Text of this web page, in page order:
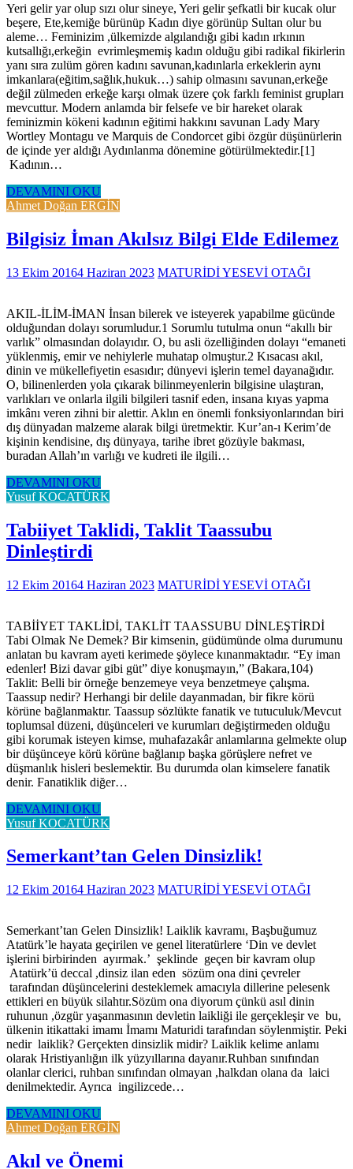
Yeri gelir yar olup sızı olur sineye, Yeri gelir şefkatli bir kucak olur
beşere, Ete,kemiğe bürünüp Kadın diye görünüp Sultan olur bu
aleme… Feminizim ,ülkemizde algılandığı gibi kadın ırkının
kutsallığı,erkeğin evrimleşmemiş kadın olduğu gibi radikal fikirlerin
yanı sıra zulüm gören kadını savunan,kadınlarla erkeklerin aynı
imkanlara(eğitim,sağlık,hukuk…) sahip olmasını savunan,erkeğe
değil zülmeden erkeğe karşı olmak üzere çok farklı feminist grupları
mevcuttur. Modern anlamda bir felsefe ve bir hareket olarak
feminizmin kökeni kadının eğitimi hakkını savunan Lady Mary
Wortley Montagu ve Marquis de Condorcet gibi özgür düşünürlerin
de içinde yer aldığı Aydınlanma dönemine götürülmektedir.[1]
Kadının…
DEVAMINI OKU
Ahmet Doğan ERGİN
Bilgisiz İman Akılsız Bilgi Elde Edilemez
13 Ekim 20164 Haziran 2023 MATURİDİ YESEVİ OTAĞI
AKIL-İLİM-İMAN İnsan bilerek ve isteyerek yapabilme gücünde
olduğundan dolayı sorumludur.1 Sorumlu tutulma onun “akıllı bir
varlık” olmasından dolayıdır. O, bu asli özelliğinden dolayı “emaneti
yüklenmiş, emir ve nehiylerle muhatap olmuştur.2 Kısacası akıl,
dinin ve mükellefiyetin esasıdır; dünyevi işlerin temel dayanağıdır.
O, bilinenlerden yola çıkarak bilinmeyenlerin bilgisine ulaştıran,
varlıkları ve onlarla ilgili bilgileri tasnif eden, insana kıyas yapma
imkânı veren zihni bir alettir. Aklın en önemli fonksiyonlarından biri
dış dünyadan malzeme alarak bilgi üretmektir. Kur’an-ı Kerim’de
kişinin kendisine, dış dünyaya, tarihe ibret gözüyle bakması,
buradan Allah’ın varlığı ve kudreti ile ilgili…
DEVAMINI OKU
Yusuf KOCATÜRK
Tabiiyet Taklidi, Taklit Taassubu
Dinleştirdi
12 Ekim 20164 Haziran 2023 MATURİDİ YESEVİ OTAĞI
TABİİYET TAKLİDİ, TAKLİT TAASSUBU DİNLEŞTİRDİ
Tabi Olmak Ne Demek? Bir kimsenin, güdümünde olma durumunu
anlatan bu kavram ayeti kerimede şöylece kınanmaktadır. “Ey iman
edenler! Bizi davar gibi güt” diye konuşmayın,” (Bakara,104)
Taklit: Belli bir örneğe benzemeye veya benzetmeye çalışma.
Taassup nedir? Herhangi bir delile dayanmadan, bir fikre körü
körüne bağlanmaktır. Taassup sözlükte fanatik ve tutuculuk/Mevcut
toplumsal düzeni, düşünceleri ve kurumları değiştirmeden olduğu
gibi korumak isteyen kimse, muhafazakâr anlamlarına gelmekte olup
bir düşünceye körü körüne bağlanıp başka görüşlere nefret ve
düşmanlık hisleri beslemektir. Bu durumda olan kimselere fanatik
denir. Fanatiklik diğer…
DEVAMINI OKU
Yusuf KOCATÜRK
Semerkant’tan Gelen Dinsizlik!
12 Ekim 20164 Haziran 2023 MATURİDİ YESEVİ OTAĞI
Semerkant’tan Gelen Dinsizlik! Laiklik kavramı, Başbuğumuz
Atatürk’le hayata geçirilen ve genel literatürlere ‘Din ve devlet
işlerini birbirinden ayırmak.’ şeklinde geçen bir kavram olup
Atatürk’ü deccal ,dinsiz ilan eden sözüm ona dini çevreler
tarafından düşüncelerini desteklemek amacıyla dillerine pelesenk
ettikleri en büyük silahtır.Sözüm ona diyorum çünkü asıl dinin
ruhunun ,özgür yaşanmasının devletin laikliği ile gerçekleşir ve bu,
ülkenin itikattaki imamı İmamı Maturidi tarafından söylenmiştir. Peki
nedir laiklik? Gerçekten dinsizlik midir? Laiklik kelime anlamı
olarak Hristiyanlığın ilk yüzyıllarına dayanır.Ruhban sınıfından
olanlar clerici, ruhban sınıfından olmayan ,halkdan olana da laici
denilmektedir. Ayrıca ingilizcede…
DEVAMINI OKU
Ahmet Doğan ERGİN
Akıl ve Önemi